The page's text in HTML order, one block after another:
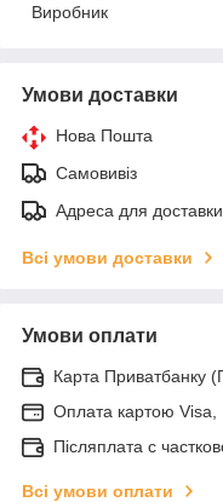
Виробник
Умови доставки
Нова Пошта
Самовивіз
Адреса для доставки
Всі умови доставки
Умови оплати
Карта Приватбанку
Оплата картою
Післяплата с
Всі умови оплати